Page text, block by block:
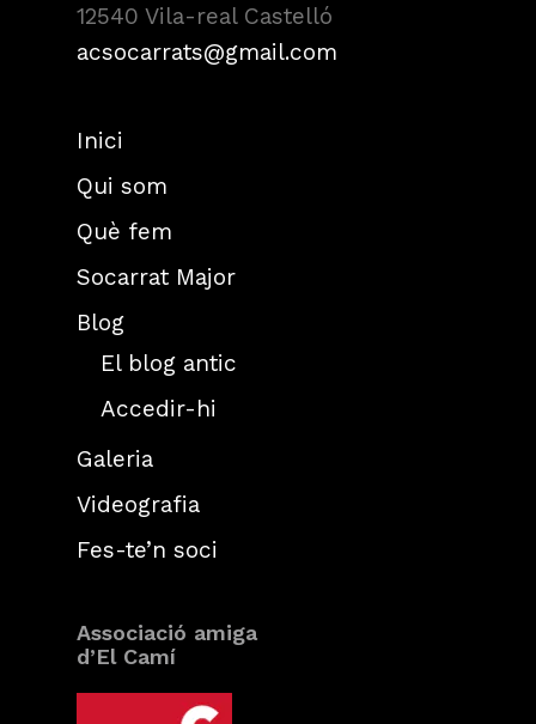
12540 Vila-real Castelló
acsocarrats@gmail.com
Inici
Qui som
Què fem
Socarrat Major
Blog
El blog antic
Accedir-hi
Galeria
Videografia
Fes-te’n soci
Associació amiga
d’El Camí